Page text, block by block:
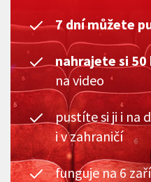
7 dní můžete
nahrajete si 50
na video
pustíte si ji i na
i v zahraničí
funguje na 6